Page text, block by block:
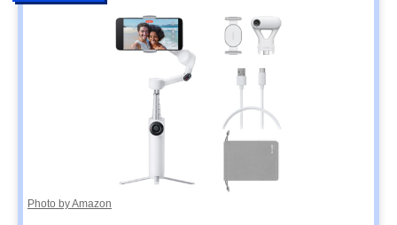
Photo by Amazon